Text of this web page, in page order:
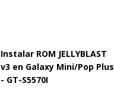
Instalar ROM JELLYBLAST
v3 en Galaxy Mini/Pop Plus
- GT-S5570I